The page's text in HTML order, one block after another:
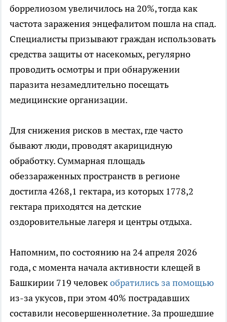
боррелиозом увеличилось на 20%, тогда как
частота заражения энцефалитом пошла на спад.
Специалисты призывают граждан использовать
средства защиты от насекомых, регулярно
проводить осмотры и при обнаружении
паразита незамедлительно посещать
медицинские организации.
Для снижения рисков в местах, где часто
бывают люди, проводят акарицидную
обработку. Суммарная площадь
обеззараженных пространств в регионе
достигла 4268,1 гектара, из которых 1778,2
гектара приходятся на детские
оздоровительные лагеря и центры отдыха.
Напомним, по состоянию на 24 апреля 2026
года, с момента начала активности клещей в
Башкирии 719 человекобратились за помощью
из-за укусов, при этом 40% пострадавших
составили несовершеннолетние. За прошедшие